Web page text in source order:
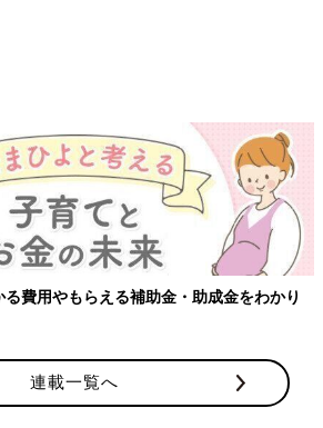
のも】妊婦の感染症対策、知っておいて！
連載一覧へ